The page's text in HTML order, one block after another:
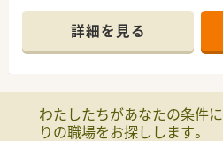
す。
■調剤薬局事業以外にも介護事
定した経営基盤がございます。
■病院門前、面対応店舗、在宅
■在宅医療も以前から積極的に
施設・在宅が多く地域に根ざし
■門前のドクターとも良い信頼
詳細を見る
わたしたちがあなたの条件
りの職場をお探しします。